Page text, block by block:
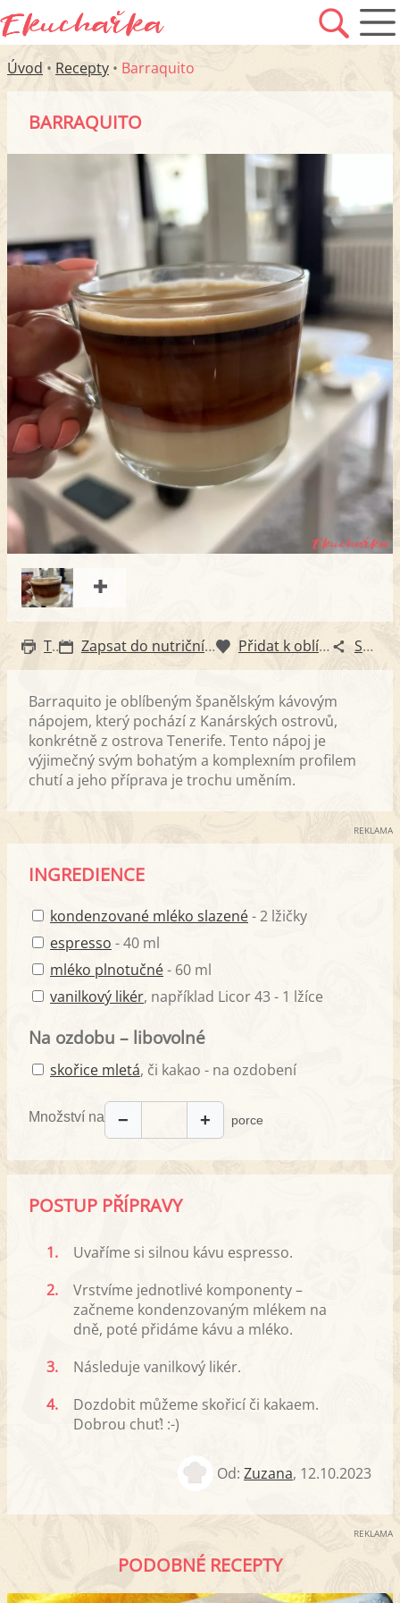
Úvod • Recepty • Barraquito
BARRAQUITO
Tisk Zapsat do nutričního diáře Přidat k oblíbeným Sdílet
Barraquito je oblíbeným španělským kávovým
nápojem, který pochází z Kanárských ostrovů,
konkrétně z ostrova Tenerife. Tento nápoj je
výjimečný svým bohatým a komplexním profilem
chutí a jeho příprava je trochu uměním.
REKLAMA
INGREDIENCE
kondenzované mléko slazené- 2 lžičky
espresso - 40 ml
mléko plnotučné- 60 ml
vanilkový likér, například Licor 43 - 1 lžíce
Na ozdobu – libovolné
skořice mletá, či kakao - na ozdobení
Množství na − + porce
POSTUP PŘÍPRAVY
1.
Uvaříme si silnou kávu espresso.
2.
Vrstvíme jednotlivé komponenty –
začneme kondenzovaným mlékem na
dně, poté přidáme kávu a mléko.
3.
Následuje vanilkový likér.
4.
Dozdobit můžeme skořicí či kakaem.
Dobrou chuť! :-)
Od: Zuzana, 12.10.2023
REKLAMA
PODOBNÉ RECEPTY